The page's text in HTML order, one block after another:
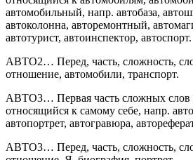
автомобильный, напр. автобаза,
автоколонна, авторемонтный,
автотурист, автоинспектор, автоспорт.
АВТО2… Перед, часть, сложность,
отношение, автомобили, транспорт.
АВТО3… Первая часть сложных слов
относящийся к самому себе, напр.
автопортрет, автогравюра,
АВТО3… Перед, часть, сложность,